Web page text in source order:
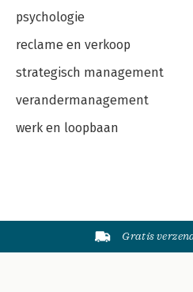
psychologie
reclame en verkoop
strategisch management
verandermanagement
werk en loopbaan
Gratis